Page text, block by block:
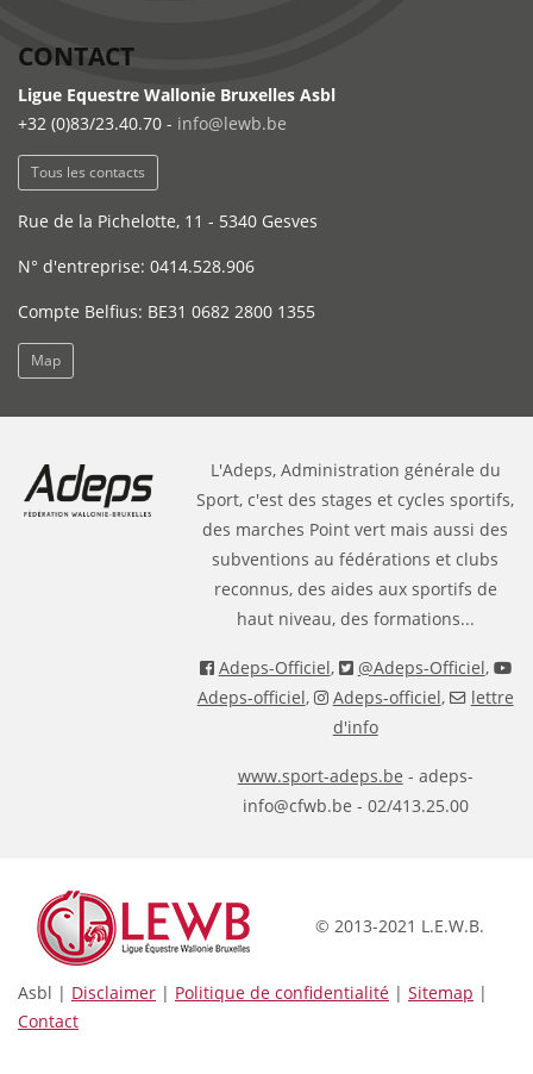
CONTACT
Ligue Equestre Wallonie Bruxelles Asbl
+32 (0)83/23.40.70 - info@lewb.be
Tous les contacts
Rue de la Pichelotte, 11 - 5340 Gesves
N° d'entreprise: 0414.528.906
Compte Belfius: BE31 0682 2800 1355
Map
L'Adeps, Administration générale du
Sport, c'est des stages et cycles sportifs,
des marches Point vert mais aussi des
subventions au fédérations et clubs
reconnus, des aides aux sportifs de
haut niveau, des formations...
Adeps-Officiel, @Adeps-Officiel,
Adeps-officiel, Adeps-officiel,
lettre
d'info
www.sport-adeps.be - adeps-
info@cfwb.be - 02/413.25.00
© 2013-2021 L.E.W.B.
Asbl | Disclaimer | Politique de confidentialité | Sitemap |
Contact